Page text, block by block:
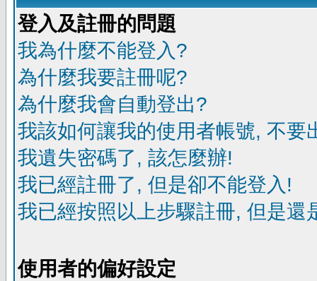
登入及註冊的問題
我為什麼不能登入?
為什麼我要註冊呢?
為什麼我會自動登出?
我該如何讓我的使用者帳號, 不要
我遺失密碼了, 該怎麼辦!
我已經註冊了, 但是卻不能登入!
我已經按照以上步驟註冊, 但是還
使用者的偏好設定